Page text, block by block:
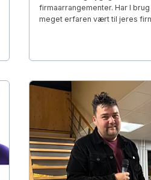
firmaarrangementer. Har I
meget erfaren vært til jeres